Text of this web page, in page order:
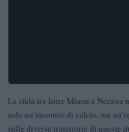
La sfida tra Inter Miami e Necaxa
solo un incontro di calcio, ma
sulle diverse traiettorie di queste